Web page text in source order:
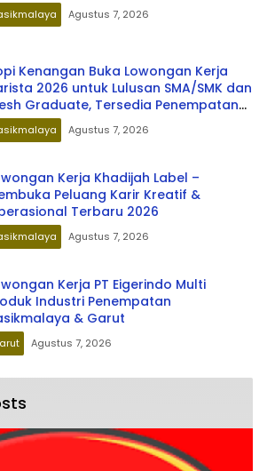
Agustus 7, 2026
Kenangan Buka Lowongan Kerja
2026 untuk Lulusan SMA/SMK dan
Graduate, Tersedia Penempatan
Kota Indonesia
Agustus 7, 2026
Kerja Khadijah Label –
Peluang Karir Kreatif &
Terbaru 2026
Agustus 7, 2026
Kerja PT Eigerindo Multi
Industri Penempatan
& Garut
Agustus 7, 2026